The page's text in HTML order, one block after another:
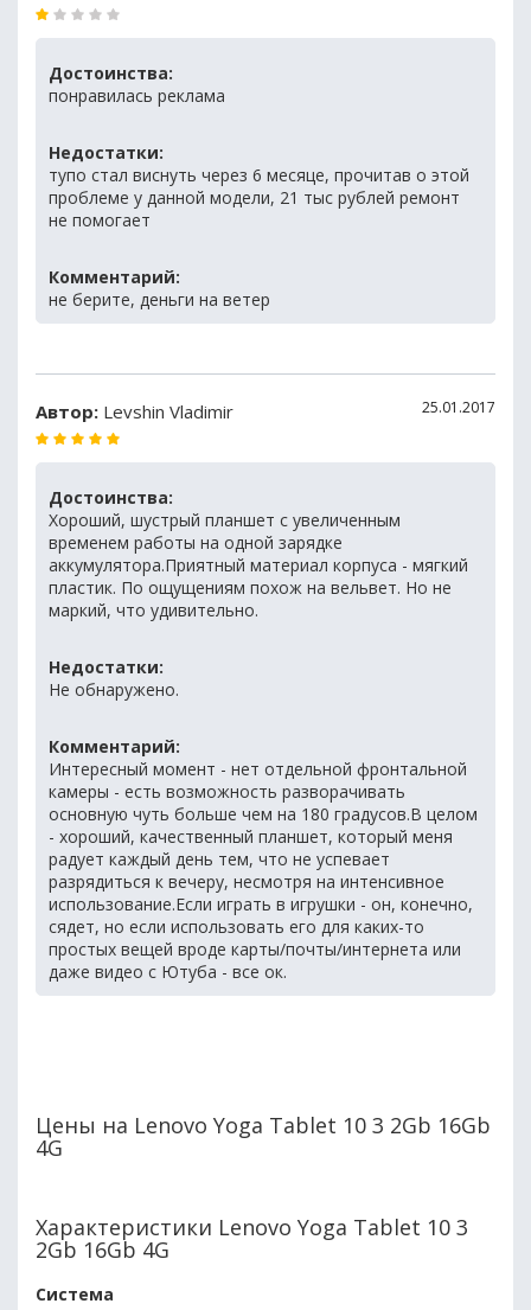
Достоинства:
понравилась реклама
Недостатки:
тупо стал виснуть через 6 месяце, прочитав о этой
проблеме у данной модели, 21 тыс рублей ремонт
не помогает
Комментарий:
не берите, деньги на ветер
Автор: Levshin Vladimir 25.01.2017
Достоинства:
Хороший, шустрый планшет с увеличенным
временем работы на одной зарядке
аккумулятора.Приятный материал корпуса - мягкий
пластик. По ощущениям похож на вельвет. Но не
маркий, что удивительно.
Недостатки:
Не обнаружено.
Комментарий:
Интересный момент - нет отдельной фронтальной
камеры - есть возможность разворачивать
основную чуть больше чем на 180 градусов.В целом
- хороший, качественный планшет, который меня
радует каждый день тем, что не успевает
разрядиться к вечеру, несмотря на интенсивное
использование.Если играть в игрушки - он, конечно,
сядет, но если использовать его для каких-то
простых вещей вроде карты/почты/интернета или
даже видео с Ютуба - все ок.
Цены на Lenovo Yoga Tablet 10 3 2Gb 16Gb
4G
Характеристики Lenovo Yoga Tablet 10 3
2Gb 16Gb 4G
Система